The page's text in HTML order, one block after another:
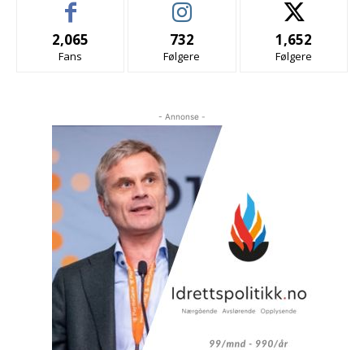
2,065
Fans
732
Følgere
1,652
Følgere
- Annonse -